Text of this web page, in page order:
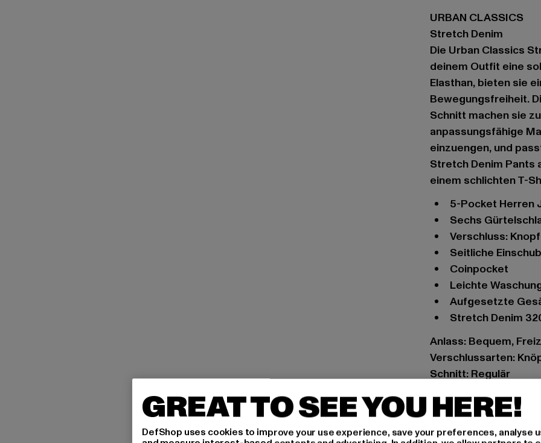
URBAN CLASSICS
Stretch Denim
Die Urban Classics
deinem Outfit eine
Elasthan, bieten sie
Bewegungsfreiheit.
Schnitt machen sie
anpassungsfähige
einzuengen, und
Stretch Denim Pants
einem schlichten T-
5-Pocket Herren
sechs
Verschluss:
seitliche
Coinpocket
leichte
aufgesetzte
Stretch Denim
Anlass: Bequem,
Verschlussarten:
Schnitt: Regulär
Kat.: Straight Fit Jeans
Hersteller Farbe:
GREAT TO SEE YOU HERE!
DefShop uses cookies to improve your use experience, save your preferences, analyse